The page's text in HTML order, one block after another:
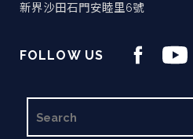
新界沙田石門安睦里6號
FOLLOW US
尋